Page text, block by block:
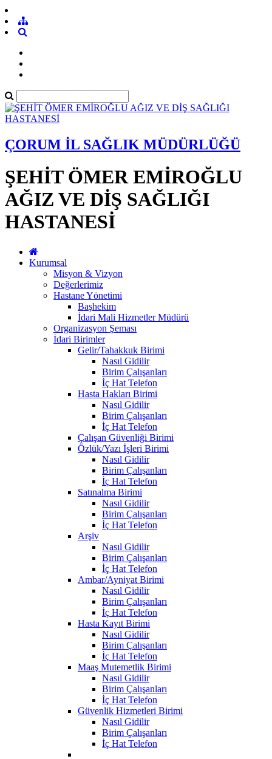
ÇORUM İL SAĞLIK MÜDÜRLÜĞÜ
ŞEHİT ÖMER EMİROĞLU
AĞIZ VE DİŞ SAĞLIĞI
HASTANESİ
Kurumsal
Misyon & Vizyon
Değerlerimiz
Hastane Yönetimi
Başhekim
İdari Mali Hizmetler Müdürü
Organizasyon Şeması
İdari Birimler
Gelir/Tahakkuk Birimi
Nasıl Gidilir
Birim Çalışanları
İç Hat Telefon
Hasta Hakları Birimi
Nasıl Gidilir
Birim Çalışanları
İç Hat Telefon
Çalışan Güvenliği Birimi
Özlük/Yazı İşleri Birimi
Nasıl Gidilir
Birim Çalışanları
İç Hat Telefon
Satınalma Birimi
Nasıl Gidilir
Birim Çalışanları
İç Hat Telefon
Arşiv
Nasıl Gidilir
Birim Çalışanları
İç Hat Telefon
Ambar/Ayniyat Birimi
Nasıl Gidilir
Birim Çalışanları
İç Hat Telefon
Hasta Kayıt Birimi
Nasıl Gidilir
Birim Çalışanları
İç Hat Telefon
Maaş Mutemetlik Birimi
Nasıl Gidilir
Birim Çalışanları
İç Hat Telefon
Güvenlik Hizmetleri Birimi
Nasıl Gidilir
Birim Çalışanları
İç Hat Telefon